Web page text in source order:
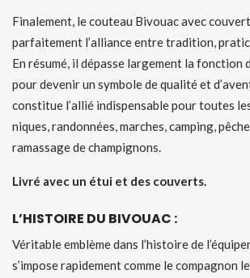
Finalement, le couteau Bivouac avec
parfaitement l’alliance entre tradition,
En résumé, il dépasse largement la fonction
pour devenir un symbole de qualité et
constitue l’allié indispensable pour toutes
niques, randonnées, marches, camping,
ramassage de champignons.
Livré avec un étui et des couverts.
L’HISTOIRE DU BIVOUAC :
Véritable emblème dans l’histoire de
s’impose rapidement comme le compagnon